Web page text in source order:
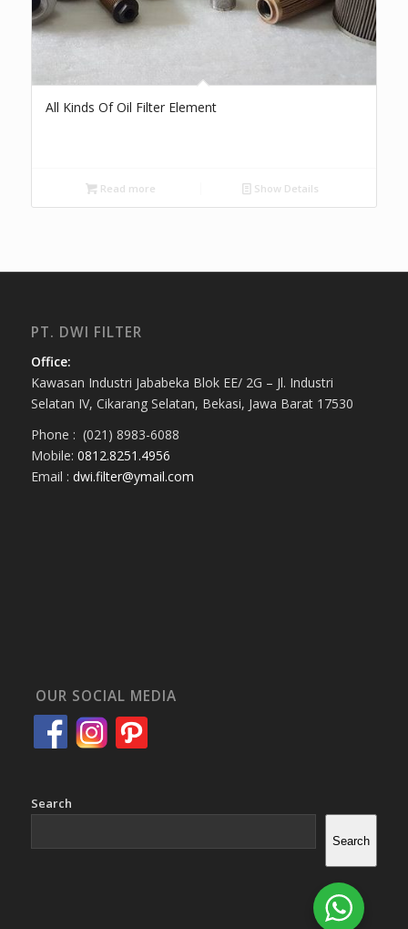
All Kinds Of Oil Filter Element
Read more Show Details
PT. DWI FILTER
Office:
Kawasan Industri Jababeka Blok EE/ 2G – Jl. Industri
Selatan IV, Cikarang Selatan, Bekasi, Jawa Barat 17530
Phone : (021) 8983-6088
Mobile: 0812.8251.4956
Email : dwi.filter@ymail.com
OUR SOCIAL MEDIA
Search
Search